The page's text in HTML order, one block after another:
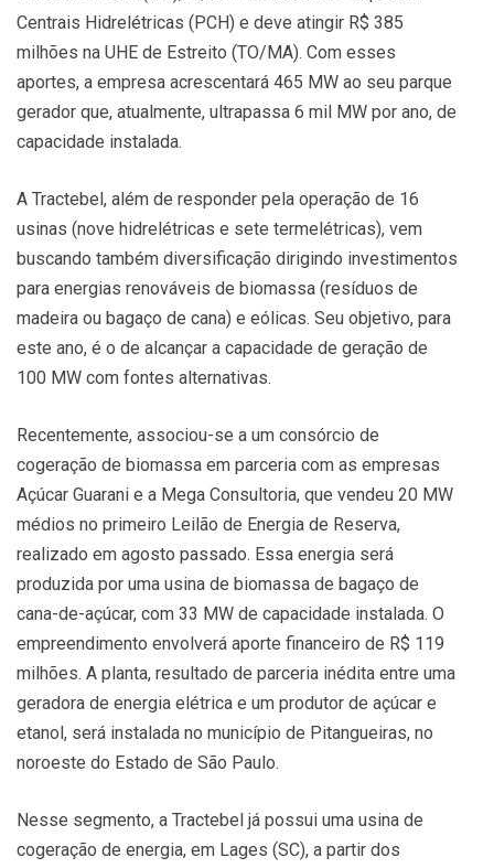
Centrais Hidrelétricas (PCH) e deve atingir R$ 385
milhões na UHE de Estreito (TO/MA). Com esses
aportes, a empresa acrescentará 465 MW ao seu parque
gerador que, atualmente, ultrapassa 6 mil MW por ano, de
capacidade instalada.
A Tractebel, além de responder pela operação de 16
usinas (nove hidrelétricas e sete termelétricas), vem
buscando também diversificação dirigindo investimentos
para energias renováveis de biomassa (resíduos de
madeira ou bagaço de cana) e eólicas. Seu objetivo, para
este ano, é o de alcançar a capacidade de geração de
100 MW com fontes alternativas.
Recentemente, associou-se a um consórcio de
cogeração de biomassa em parceria com as empresas
Açúcar Guarani e a Mega Consultoria, que vendeu 20 MW
médios no primeiro Leilão de Energia de Reserva,
realizado em agosto passado. Essa energia será
produzida por uma usina de biomassa de bagaço de
cana-de-açúcar, com 33 MW de capacidade instalada. O
empreendimento envolverá aporte financeiro de R$ 119
milhões. A planta, resultado de parceria inédita entre uma
geradora de energia elétrica e um produtor de açúcar e
etanol, será instalada no município de Pitangueiras, no
noroeste do Estado de São Paulo.
Nesse segmento, a Tractebel já possui uma usina de
cogeração de energia, em Lages (SC), a partir dos